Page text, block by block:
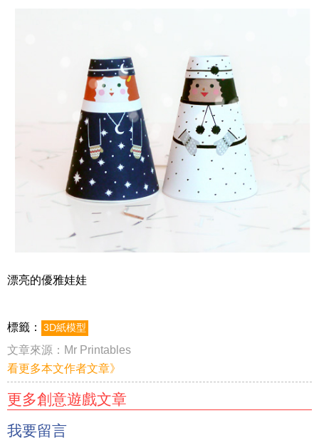
漂亮的優雅娃娃
標籤： 3D紙模型
文章來源： Mr Printables
看更多本文作者文章》
更多創意遊戲文章
我要留言